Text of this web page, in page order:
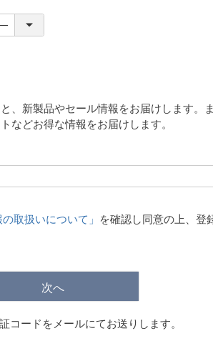
、新製品やセール情報をお届けします。
などお得な情報をお届けします。
取扱いについて」
を確認し同意の上、登
次へ
コードをメールにてお送りします。